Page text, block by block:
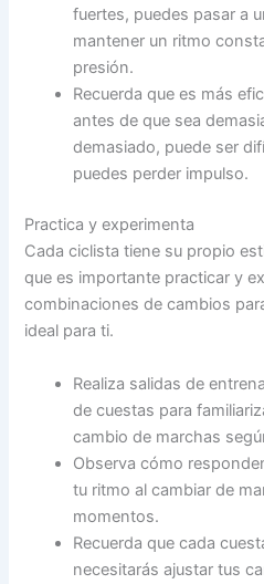
fuertes, puedes pasar a
mantener un ritmo
presión.
Recuerda que es más
antes de que sea
demasiado, puede ser
puedes perder impulso.
Practica y experimenta
Cada ciclista tiene su propio
que es importante practicar y
combinaciones de cambios
ideal para ti.
Realiza salidas de
de cuestas para
cambio de marchas
Observa cómo
tu ritmo al cambiar de
momentos.
Recuerda que cada
necesitarás ajustar tus